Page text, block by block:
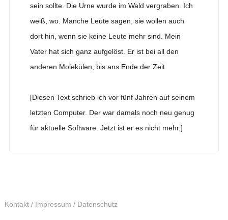
sein sollte. Die Urne wurde im Wald vergraben. Ich
weiß, wo. Manche Leute sagen, sie wollen auch
dort hin, wenn sie keine Leute mehr sind. Mein
Vater hat sich ganz aufgelöst. Er ist bei all den
anderen Molekülen, bis ans Ende der Zeit.
[Diesen Text schrieb ich vor fünf Jahren auf seinem
letzten Computer. Der war damals noch neu genug
für aktuelle Software. Jetzt ist er es nicht mehr.]
Kontakt / Impressum / Datenschutz